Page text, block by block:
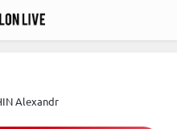
Alexandr